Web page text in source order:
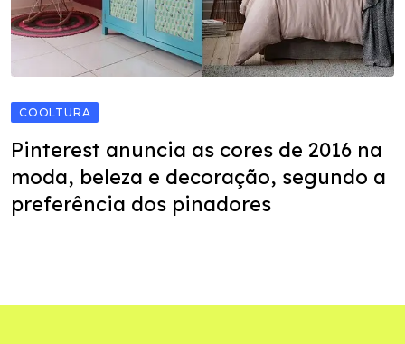
COOLTURA
Pinterest anuncia as cores de 2016 na
moda, beleza e decoração, segundo a
preferência dos pinadores